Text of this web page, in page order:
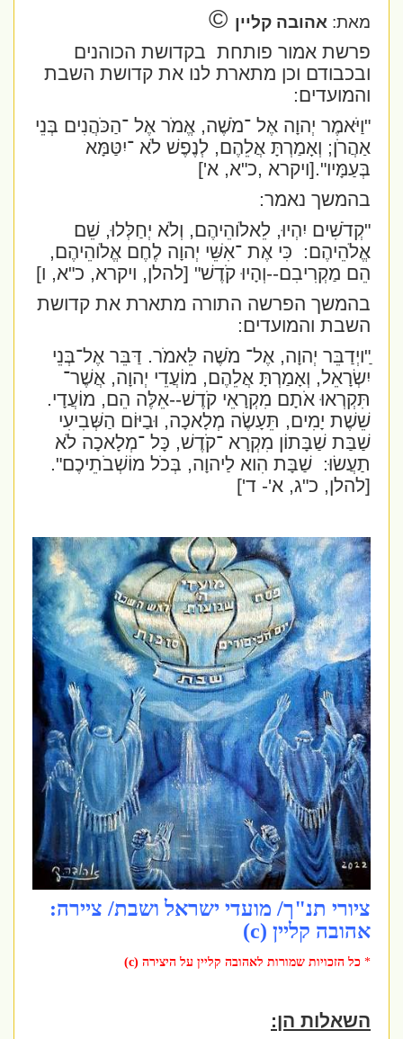
מאת:אהובה קליין©
פרשת אמור פותחת בקדושת הכוהנים
ובכבודם וכן מתארת לנו את קדושת השבת
והמועדים:
"וַיֹּאמֶר יְהוָה אֶל ־מֹשֶׁה, אֱמֹר אֶל ־הַכֹּהֲנִים בְּנֵי
אַהֲרֹן; וְאָמַרְתָּ אֲלֵהֶם, לְנֶפֶשׁ לֹא ־יִטַּמָּא
בְּעַמָּיו".[ויקרא ,כ"א, א']
בהמשך נאמר:
"קְדֹשִׁים יִהְיוּ, לֵאלֹוהֵיהֶם, וְלֹא יְחַלְּלוּ, שֵׁם
אֱלֹהֵיהֶם: כִּי אֶת ־אִשֵּׁי יְהוָה לֶחֶם אֱלֹוהֵיהֶם,
הֵם מַקְרִיבִם--וְהָיוּ קֹדֶשׁ" [להלן, ויקרא, כ"א, ו]
בהמשך הפרשה התורה מתארת את קדושת
השבת והמועדים:
ַ"ויְדַבֵּר יְהוָה, אֶל־ מֹשֶׁה לֵּאמֹר. דַּבֵּר אֶל־בְּנֵי
יִשְׂרָאֵל, וְאָמַרְתָּ אֲלֵהֶם, מוֹעֲדֵי יְהוָה, אֲשֶׁר־
תִּקְרְאוּ אֹתָם מִקְרָאֵי קֹדֶשׁ--אֵלֶּה הֵם, מוֹעֲדָי.
שֵׁשֶׁת יָמִים, תֵּעָשֶׂה מְלָאכָה, וּבַיּוֹם הַשְּׁבִיעִי
שַׁבַּת שַׁבָּתוֹן מִקְרָא ־קֹדֶשׁ, כָּל ־מְלָאכָה לֹא
תַעֲשׂוּ: שַׁבָּת הִוא לַיהוָה, בְּכֹל מוֹשְׁבֹתֵיכֶם".
[להלן, כ"ג, א'- ד']
ציורי תנ"ך/ מועדי ישראל ושבת/ ציירה:
אהובה קליין (c)
כל הזכויות שמורות לאהובה קליין על היצירה (c)
השאלות הן: